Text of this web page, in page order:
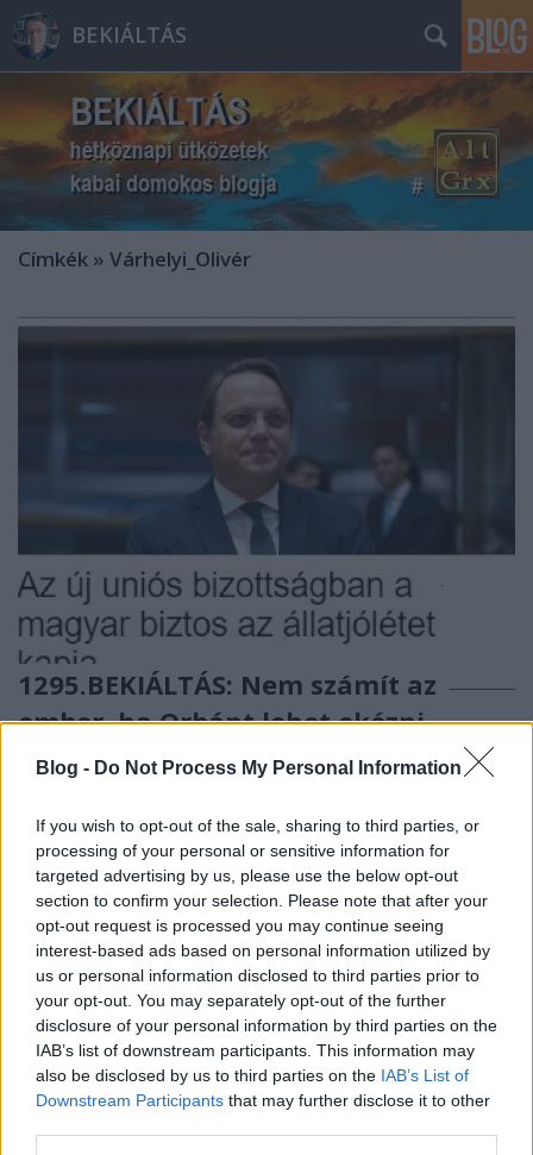
Blog - Do Not Process My Personal Information
If you wish to opt-out of the sale, sharing to third parties, or
processing of your personal or sensitive information for
targeted advertising by us, please use the below opt-out
section to confirm your selection. Please note that after your
opt-out request is processed you may continue seeing
interest-based ads based on personal information utilized by
us or personal information disclosed to third parties prior to
your opt-out. You may separately opt-out of the further
disclosure of your personal information by third parties on the
IAB’s list of downstream participants. This information may
also be disclosed by us to third parties on the IAB’s List of
Downstream Participants that may further disclose it to other
BEKIÁLTÁS
Címkék » Várhelyi_Olivér
1295.BEKIÁLTÁS: Nem számít az
ember, ha Orbánt lehet ekézni
Kabai Domokos Lajos•2024. szeptember 18.
CÍMKÉP: Várhelyi Olivér humán- és
állategészségügyért felelős EU-biztosi jelölése
kapcsán a magukat baloldalinak tekintő
médiumaink szerkesztőinek látóköréből eltűnt a
humánum, mert csak az járhatott a fejükben, hogy
ennek örvén is Orbánon lehet egyet ütni – A jelek
szerint a Várhelyit lejárató…